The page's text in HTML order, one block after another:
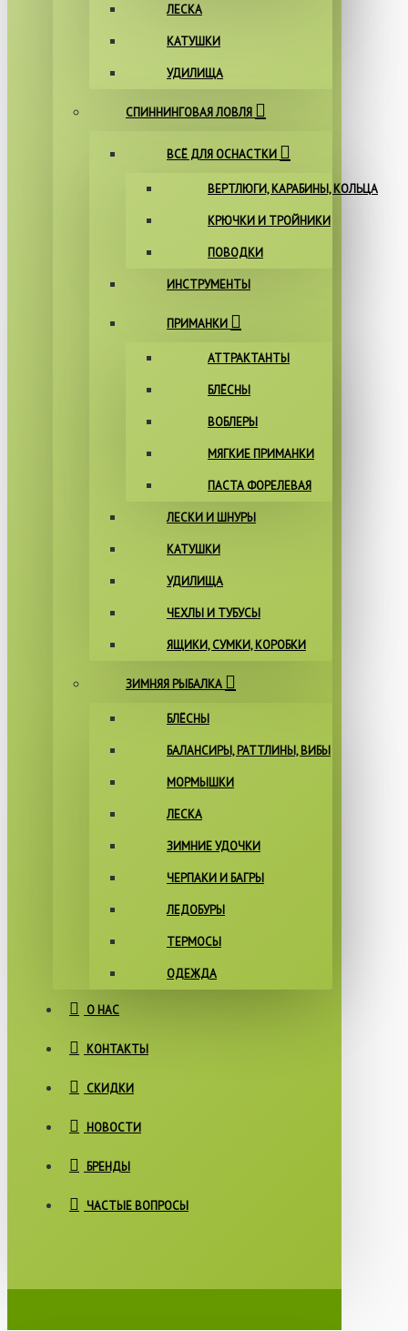
ЛЕСКА
КАТУШКИ
УДИЛИЩА
СПИННИНГОВАЯ ЛОВЛЯ
ВСЁ ДЛЯ ОСНАСТКИ
ВЕРТЛЮГИ, КАРАБИНЫ, КОЛЬЦА
КРЮЧКИ И ТРОЙНИКИ
ПОВОДКИ
ИНСТРУМЕНТЫ
ПРИМАНКИ
АТТРАКТАНТЫ
БЛЁСНЫ
ВОБЛЕРЫ
МЯГКИЕ ПРИМАНКИ
ПАСТА ФОРЕЛЕВАЯ
ЛЕСКИ И ШНУРЫ
КАТУШКИ
УДИЛИЩА
ЧЕХЛЫ И ТУБУСЫ
ЯЩИКИ, СУМКИ, КОРОБКИ
ЗИМНЯЯ РЫБАЛКА
БЛЁСНЫ
БАЛАНСИРЫ, РАТТЛИНЫ, ВИБЫ
МОРМЫШКИ
ЛЕСКА
ЗИМНИЕ УДОЧКИ
ЧЕРПАКИ И БАГРЫ
ЛЕДОБУРЫ
ТЕРМОСЫ
ОДЕЖДА
О НАС
КОНТАКТЫ
СКИДКИ
НОВОСТИ
БРЕНДЫ
ЧАСТЫЕ ВОПРОСЫ